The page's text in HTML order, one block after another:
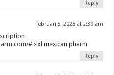
Reply
Februari 5, 2025 at 2:39 am
# xxl mexican pharm
Reply